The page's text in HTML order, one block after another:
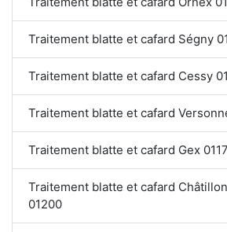
Traitement blatte et cafard Ségny
Traitement blatte et cafard Cessy
Traitement blatte et cafard
Traitement blatte et cafard Gex
Traitement blatte et cafard
01200